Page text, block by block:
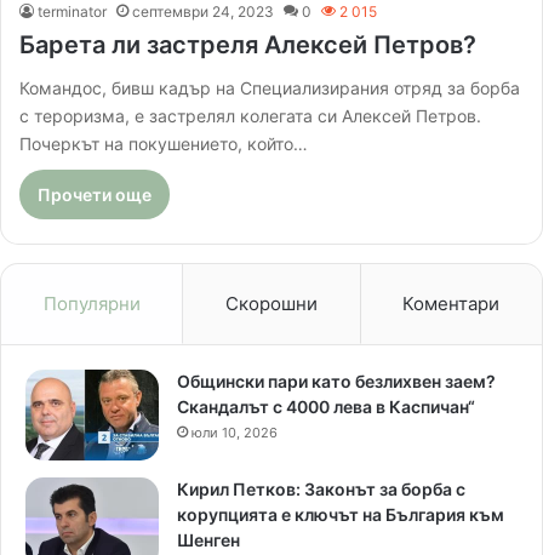
terminator септември 24, 2023 0 2 015
Барета ли застреля Алексей Петров?
Командос, бивш кадър на Специализирания отряд за борба
с тероризма, е застрелял колегата си Алексей Петров.
Почеркът на покушението, който…
Прочети още
Популярни Скорошни Коментари
Общински пари като безлихвен заем?
Скандалът с 4000 лева в Каспичан“
юли 10, 2026
Кирил Петков: Законът за борба с
корупцията е ключът на България към
Шенген